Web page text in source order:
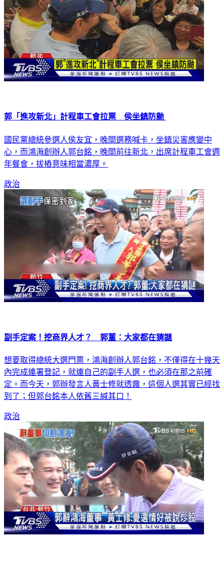
郭「進攻新北」計程車工會拉票 侯坐鎮防颱
國民黨總統參選人侯友宜，晚間選務喊卡，坐鎮災害應變中
心，而鴻海創辦人郭台銘，晚間前往新北，出席計程車工會週
年餐會，拔樁意味相當濃厚。
政治
副手定案！挖商界人才？ 郭董：大家都在猜謎
想要取得總統大選門票，鴻海創辦人郭台銘，不僅得在十幾天
內完成連署登記，就連自己的副手人選，也必須在那之前確
定。而今天，郭辦發言人黃士修就透露，這個人選其實已經找
到了；但郭台銘本人依舊三緘其口！
政治